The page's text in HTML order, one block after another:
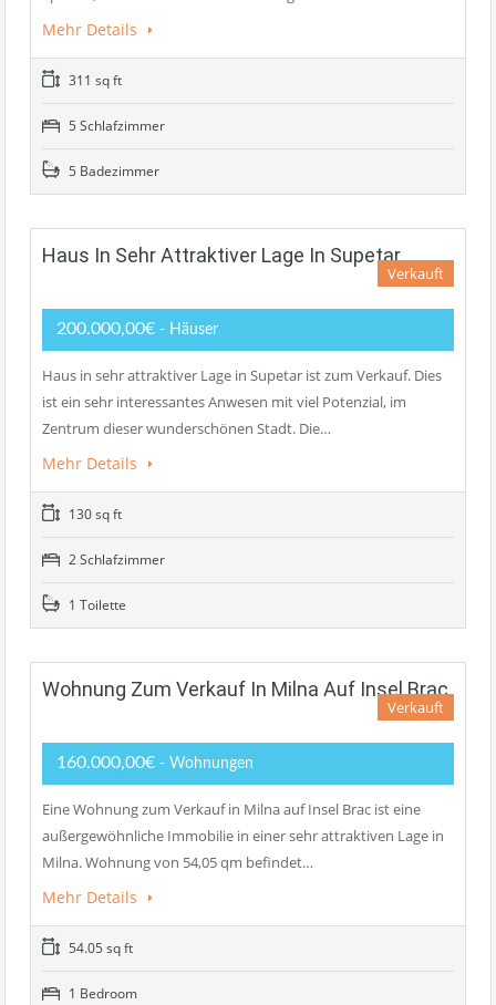
Mehr Details
311 sq ft
5 Schlafzimmer
5 Badezimmer
Haus In Sehr Attraktiver Lage In Supetar
Verkauft
200.000,00€ - Häuser
Haus in sehr attraktiver Lage in Supetar ist zum Verkauf. Dies
ist ein sehr interessantes Anwesen mit viel Potenzial, im
Zentrum dieser wunderschönen Stadt. Die…
Mehr Details
130 sq ft
2 Schlafzimmer
1 Toilette
Wohnung Zum Verkauf In Milna Auf Insel Brac
Verkauft
160.000,00€ - Wohnungen
Eine Wohnung zum Verkauf in Milna auf Insel Brac ist eine
außergewöhnliche Immobilie in einer sehr attraktiven Lage in
Milna. Wohnung von 54,05 qm befindet…
Mehr Details
54.05 sq ft
1 Bedroom